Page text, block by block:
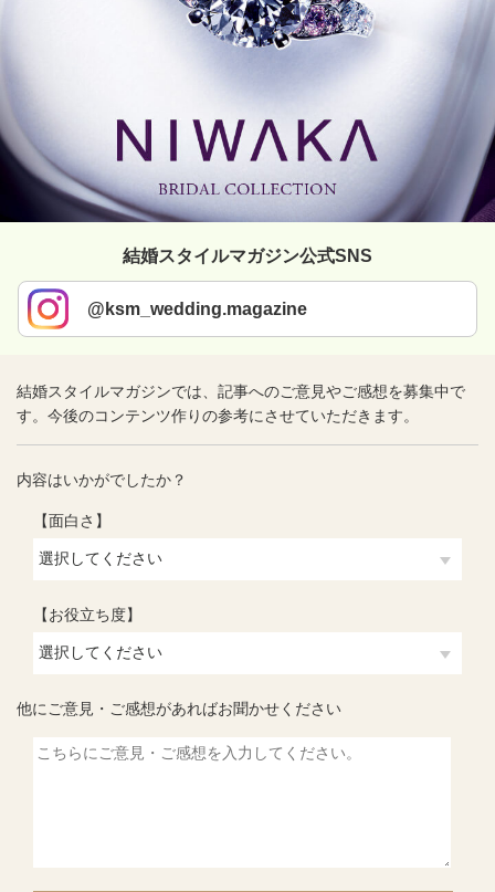
結婚スタイルマガジン公式SNS
@ksm_wedding.magazine
結婚スタイルマガジンでは、記事へのご意見やご感想を募集中で
す。今後のコンテンツ作りの参考にさせていただきます。
内容はいかがでしたか？
【面白さ】
【お役立ち度】
他にご意見・ご感想があればお聞かせください